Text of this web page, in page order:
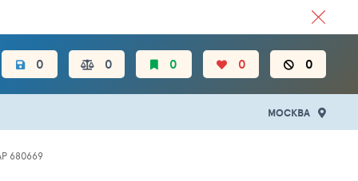
0 0 0 0 0
МОСКВА
680669